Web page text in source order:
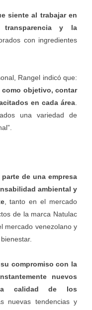
siente al trabajar en
y la
con ingredientes
Rangel indicó que:
como objetivo, contar
en cada área
una variedad de
parte de una empresa
ambiental y
, tanto en el mercado
de la marca Natulac
mercado venezolano y
compromiso con la
nuevos
calidad de los
nuevas tendencias y